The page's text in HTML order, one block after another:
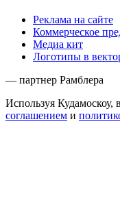
Реклама на сайте
Коммерческое
Медиа кит
Логотипы в
— партнер Рамблера
Используя Кудамоскоу,
соглашением и